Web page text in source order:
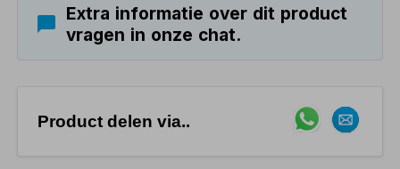
Extra informatie over dit product
vragen in onze chat.
Product delen via..